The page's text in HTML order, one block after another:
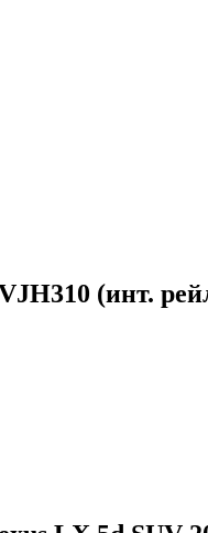
(инт.